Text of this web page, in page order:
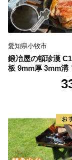
愛知県小牧市
鍛冶屋の頓珍漢
板 9mm厚 3mm溝
ンプ用 専用ハンド
ノーピーク アル